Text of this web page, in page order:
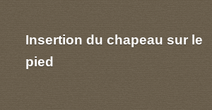
Insertion du chapeau sur le
pied